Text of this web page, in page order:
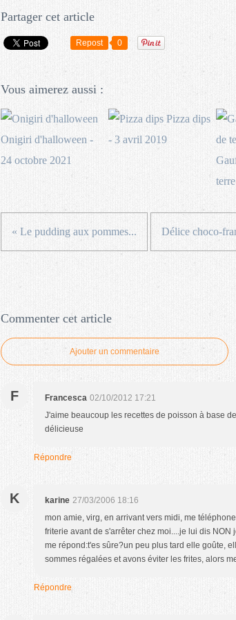
Partager cet article
Repost 0
Vous aimerez aussi :
Onigiri d'halloween -
24 octobre 2021
Pizza dips
- 3 avril 2019
« Le pudding aux pommes... Délice choco-
Commenter cet article
Ajouter un commentaire
F Francesca 02/10/2012 17:21
J'aime beaucoup les recettes de poisson à base
délicieuse
Répondre
K karine 27/03/2006 18:16
mon amie, virg, en arrivant vers midi, me
friterie avant de s'arrêter chez moi....je lui dis
me répond:t'es sûre?un peu plus tard elle goûte,
sommes régalées et avons éviter les frites, alors
Répondre